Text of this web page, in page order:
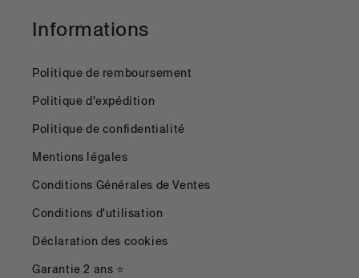
Informations
Politique de remboursement
Politique d'expédition
Politique de confidentialité
Mentions légales
Conditions Générales de Ventes
Conditions d'utilisation
Déclaration des cookies
Garantie 2 ans ⭐